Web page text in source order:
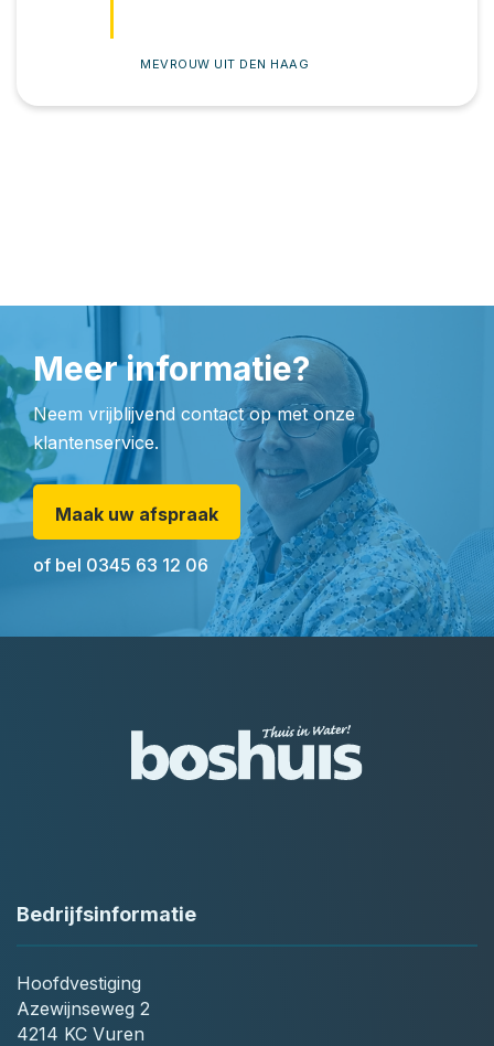
MEVROUW UIT DEN HAAG
Meer informatie?
Neem vrijblijvend contact op met onze
klantenservice.
Maak uw afspraak
of bel 0345 63 12 06
Bedrijfsinformatie
Hoofdvestiging
Azewijnseweg 2
4214 KC Vuren